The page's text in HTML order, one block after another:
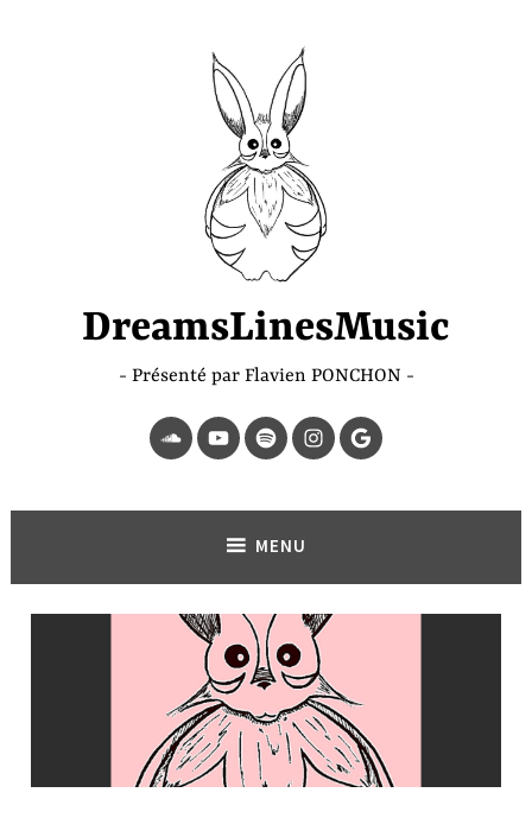
DreamsLinesMusic
Présenté par Flavien PONCHON
SoundCloud
YouTubeSpotifyInstagram
Page
Google
MENU